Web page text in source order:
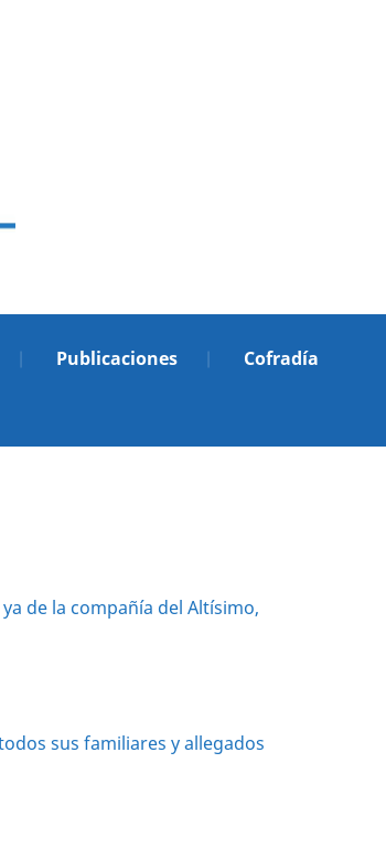
Publicaciones
Cofradía
de la compañía del Altísimo,
sus familiares y allegados